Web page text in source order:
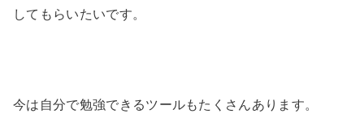
してもらいたいです。
今は自分で勉強できるツールもたくさんあります。